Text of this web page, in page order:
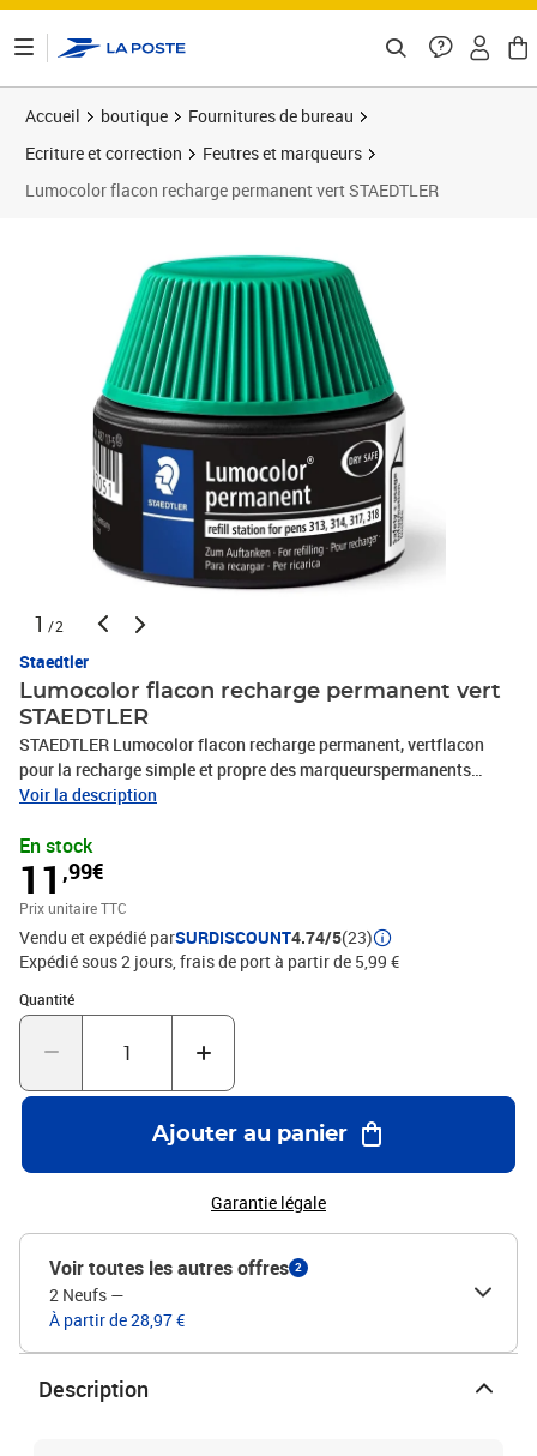
Accueil boutique
Fournitures de bureau
Ecriture et correction
Feutres et marqueurs
Lumocolor flacon recharge permanent vert STAEDTLER
1 /2
Staedtler
Lumocolor flacon recharge permanent vert
STAEDTLER
STAEDTLER Lumocolor flacon recharge permanent, vertflacon
pour la recharge simple et propre des marqueurspermanents
Lumocolor, flacon-PP, contenu: 15 ml(48717-5)
Voir la description
En stock
11 ,99€
Prix unitaire TTC
Vendu et expédié parSURDISCOUNT4.74/5(23)
Expédié sous 2 jours, frais de port à partir de 5,99 €
Quantité
Quantité : 1
Ajouter au panier
Garantie légale
Voir toutes les autres offres 2
2 Neufs —
À partir de 28,97 €
Description